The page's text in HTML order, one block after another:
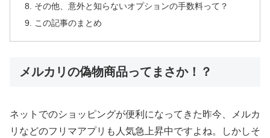
その他、意外と知らないオプションの手数料って？
この記事のまとめ
メルカリの偽物商品ってまさか！？
ネットでのショッピングが便利になってきた昨今、メルカ
リなどのフリマアプリも人気急上昇中ですよね。しかしそ